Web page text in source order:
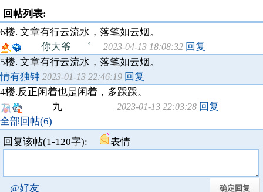
回帖列表:
6楼. 文章有行云流水，落笔如云烟。
你大爷 ゛
2023-04-13 18:08:32 回复
5楼. 文章有行云流水，落笔如云烟。
情有独钟 2023-01-13 22:46:19 回复
4楼.反正闲着也是闲着，多踩踩。
九
2023-01-13 22:03:28 回复
全部回帖(6)
回复该帖(1-120字):
表情
@好友